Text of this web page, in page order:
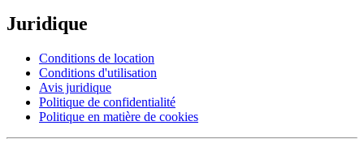
Juridique
Conditions de location
Conditions d'utilisation
Avis juridique
Politique de confidentialité
Politique en matière de cookies